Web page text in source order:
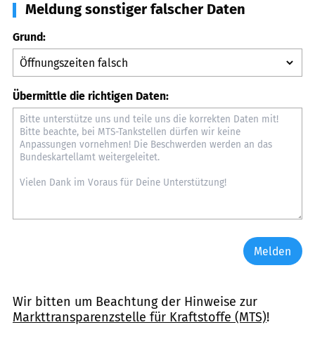
Meldung sonstiger falscher Daten
Grund:
Übermittle die richtigen Daten:
Melden
Wir bitten um Beachtung der Hinweise zur
Markttransparenzstelle für Kraftstoffe (MTS)!